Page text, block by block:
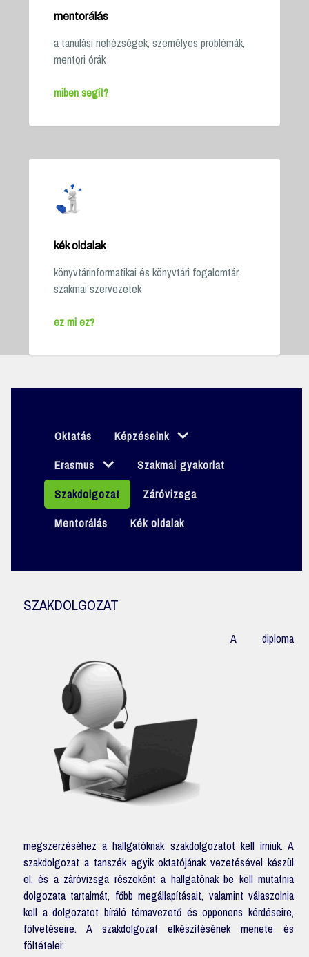
mentorálás
a tanulási nehézségek, személyes problémák,
mentori órák
miben segít?
kék oldalak
könyvtárinformatikai és könyvtári fogalomtár,
szakmai szervezetek
ez mi ez?
Oktatás
Képzéseink
Erasmus
Szakmai gyakorlat
Szakdolgozat
Záróvizsga
Mentorálás
Kék oldalak
SZAKDOLGOZAT
A diploma
megszerzéséhez a hallgatóknak szakdolgozatot kell írniuk. A
szakdolgozat a tanszék egyik oktatójának vezetésével készül
el, és a záróvizsga részeként a hallgatónak be kell mutatnia
dolgozata tartalmát, főbb megállapításait, valamint válaszolnia
kell a dolgozatot bíráló témavezető és opponens kérdéseire,
fölvetéseire. A szakdolgozat elkészítésének menete és
föltételei: